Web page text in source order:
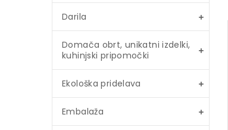
Darila
Domača obrt, unikatni izdelki,
kuhinjski pripomočki
Ekološka pridelava
Embalaža